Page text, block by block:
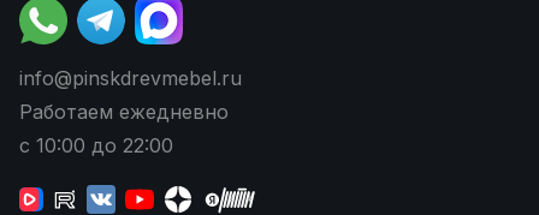
info@pinskdrevmebel.ru
Работаем ежедневно
с 10:00 до 22:00